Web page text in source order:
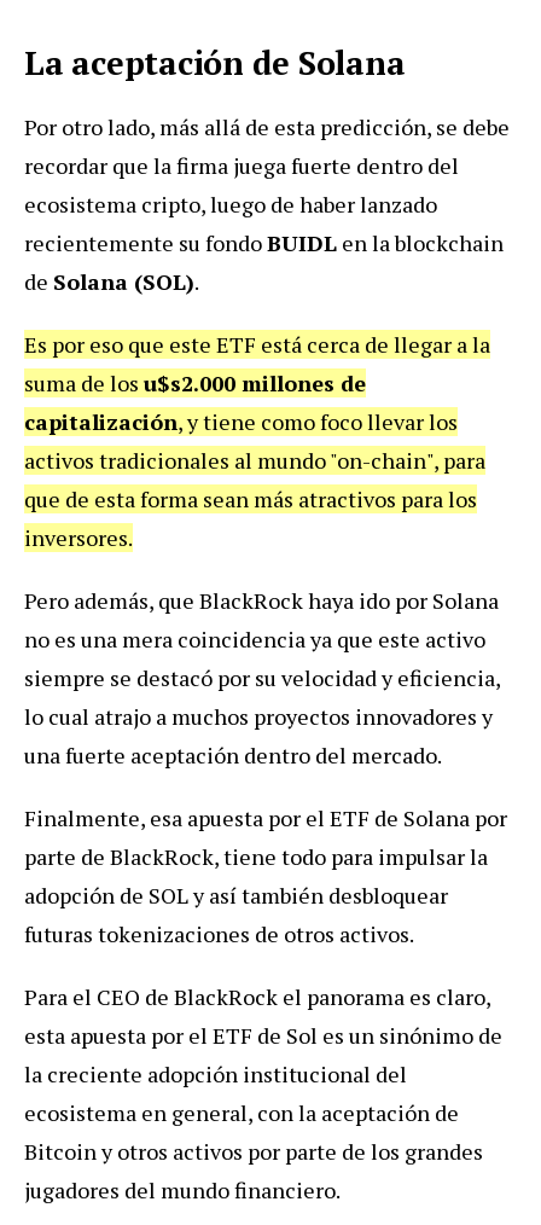
La aceptación de Solana
Por otro lado, más allá de esta predicción, se debe
recordar que la firma juega fuerte dentro del
ecosistema cripto, luego de haber lanzado
recientemente su fondoBUIDL en la blockchain
de Solana (SOL).
Es por eso que este ETF está cerca de llegar a la
suma de los u$s2.000 millones de
capitalización, y tiene como foco llevar los
activos tradicionales al mundo "on-chain", para
que de esta forma sean más atractivos para los
inversores.
Pero además, que BlackRock haya ido por Solana
no es una mera coincidencia ya que este activo
siempre se destacó por su velocidad y eficiencia,
lo cual atrajo a muchos proyectos innovadores y
una fuerte aceptación dentro del mercado.
Finalmente, esa apuesta por el ETF de Solana por
parte de BlackRock, tiene todo para impulsar la
adopción de SOL y así también desbloquear
futuras tokenizaciones de otros activos.
Para el CEO de BlackRock el panorama es claro,
esta apuesta por el ETF de Sol es un sinónimo de
la creciente adopción institucional del
ecosistema en general, con la aceptación de
Bitcoin y otros activos por parte de los grandes
jugadores del mundo financiero.